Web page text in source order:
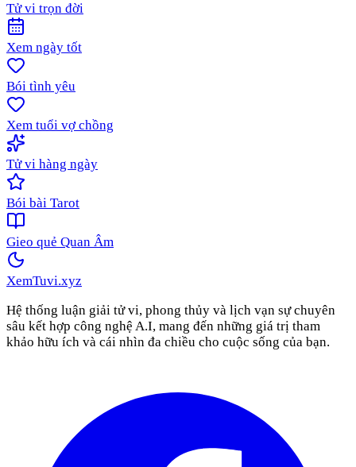
Tử vi trọn đời
Xem ngày tốt
Bói tình yêu
Xem tuổi vợ chồng
Tử vi hàng ngày
Bói bài Tarot
Gieo quẻ Quan Âm
XemTuvi.xyz
Hệ thống luận giải tử vi, phong thủy và lịch vạn sự chuyên
sâu kết hợp công nghệ A.I, mang đến những giá trị tham
khảo hữu ích và cái nhìn đa chiều cho cuộc sống của bạn.